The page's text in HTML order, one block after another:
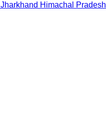
Jharkhand Himachal Pradesh